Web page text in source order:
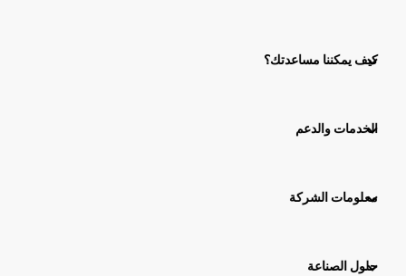
كيف يمكننا مساعدتك؟
الخدمات والدعم
معلومات الشركة
حلول الصناعة